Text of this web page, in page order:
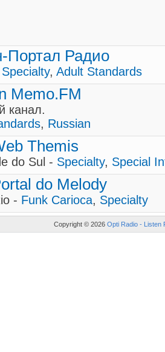
Портал Радио
Specialty, Adult Standards
Memo.FM
канал.
, Russian
Themis
do Sul - Specialty, Special
do Melody
- Funk Carioca, Specialty
Copyright © 2026 Opti Radio - Listen